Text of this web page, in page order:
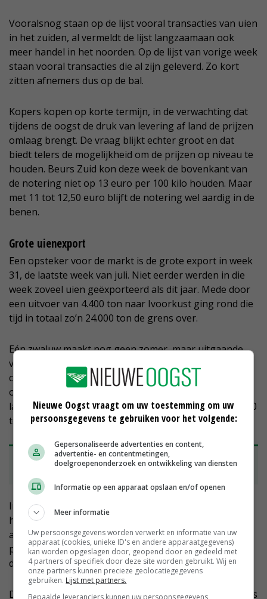
Vooralsnog staan op de lijst vooral transacties van uien
in het zuiden, al vermeldt de lijst langzaamaan ook
meer handel in het noorden. Op de lijst van vorige week
staan vooral transacties die al zijn geleverd. Zo kort
zitten afnemers dus op de bal.
Kopers kopen op korte termijn, in de verwachting dat
tijdens de oogst de druk van levering af land de prijzen
omlaag brengt. De vraag blijkt echter groot en dat
biedt telers de mogelijkheid om de prijzen op niveau te
houden. Beurs Zuid kon deze week de bovenkant van
de notering niet op 13 euro per 100 kilo houden. Maar
met 11 tot 12,50 euro blijft de notering wel aardig in de
benen.
Grote uienexport
Een opsteker voor de markt is de grote export in week
31, de laatste week van juli. Niet eerder werden in die
week zoveel uien geëxporteerd als dit jaar. Mede door
een uitvoer van 4.400 ton naar Ivoorkust ging rond die
tijd in totaal zo’n 24.000 ton de grens over.
Eén zwaluw maakt nog geen zomer, maar uitgaande
van de activiteiten bij de exporteurs krijgt het goede
cijfer van week 31 nog wel een vervolg. Daarbij komt
ook dat Senegal zich inmiddels roert in de markt. Het
land heeft de grens geopend voor de import van 15.000
ton uien in de periode tot 5 september.
• Bekijk de actuele uienprijzenop onze
marktpagina
In de aanloop naar deze bekendmaking waren er al
heel wat containers in de haven neergezet. Maar in
aanvulling daarop kon ook een boot met uien op
pallets worden geladen. Dat laatste telt flink aan, want
dan gaat het ineens om een vracht van zo’n 5.000 ton.
De verwachting is dat Senegal na 5 september de grens
Nieuwe Oogst vraagt om uw toestemming om uw
persoonsgegevens te gebruiken voor het volgende:
Gepersonaliseerde advertenties en content,
advertentie- en contentmetingen,
doelgroepenonderzoek en ontwikkeling van diensten
Informatie op een apparaat opslaan en/of openen
Meer informatie
Uw persoonsgegevens worden verwerkt en informatie van uw
apparaat (cookies, unieke ID's en andere apparaatgegevens)
kan worden opgeslagen door, geopend door en gedeeld met
4 partners of specifiek door deze site worden gebruikt. Wij en
onze partners kunnen precieze geolocatiegegevens
gebruiken. Lijst met partners.
Bepaalde leveranciers kunnen uw persoonsgegevens